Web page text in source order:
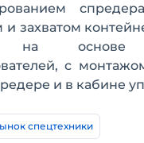
захватом
на основе
с
и в кабине
спецтехники